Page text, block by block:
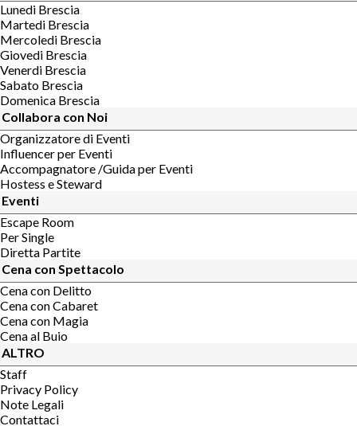
Lunedi Brescia
Martedi Brescia
Mercoledi Brescia
Giovedi Brescia
Venerdi Brescia
Sabato Brescia
Domenica Brescia
Collabora con Noi
Organizzatore di Eventi
Influencer per Eventi
Accompagnatore /Guida per Eventi
Hostess e Steward
Eventi
Escape Room
Per Single
Diretta Partite
Cena con Spettacolo
Cena con Delitto
Cena con Cabaret
Cena con Magia
Cena al Buio
ALTRO
Staff
Privacy Policy
Note Legali
Contattaci